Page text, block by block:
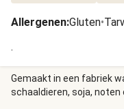
Allergenen:Gluten•
.
Gemaakt in een fabriek
schaaldieren, soja, noten